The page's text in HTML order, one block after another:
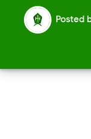
Posted